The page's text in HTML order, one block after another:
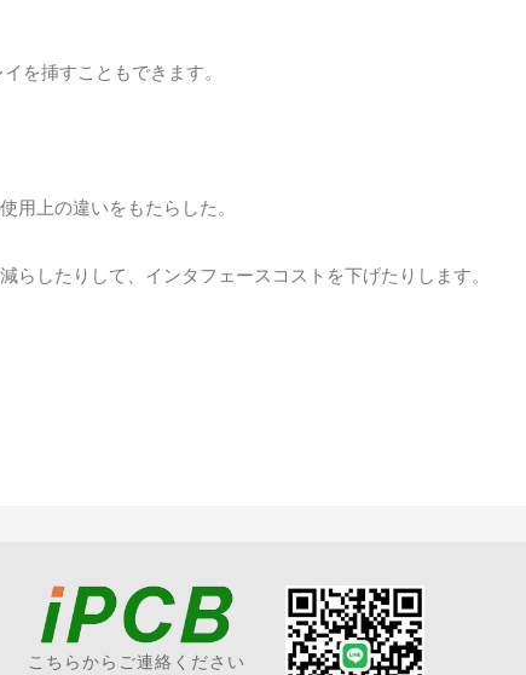
を挿すこともできます。
用上の違いをもたらした。
らしたりして、インタフェースコストを下げたりします。
こちらからご連絡ください